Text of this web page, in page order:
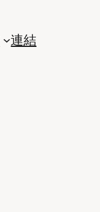
連結